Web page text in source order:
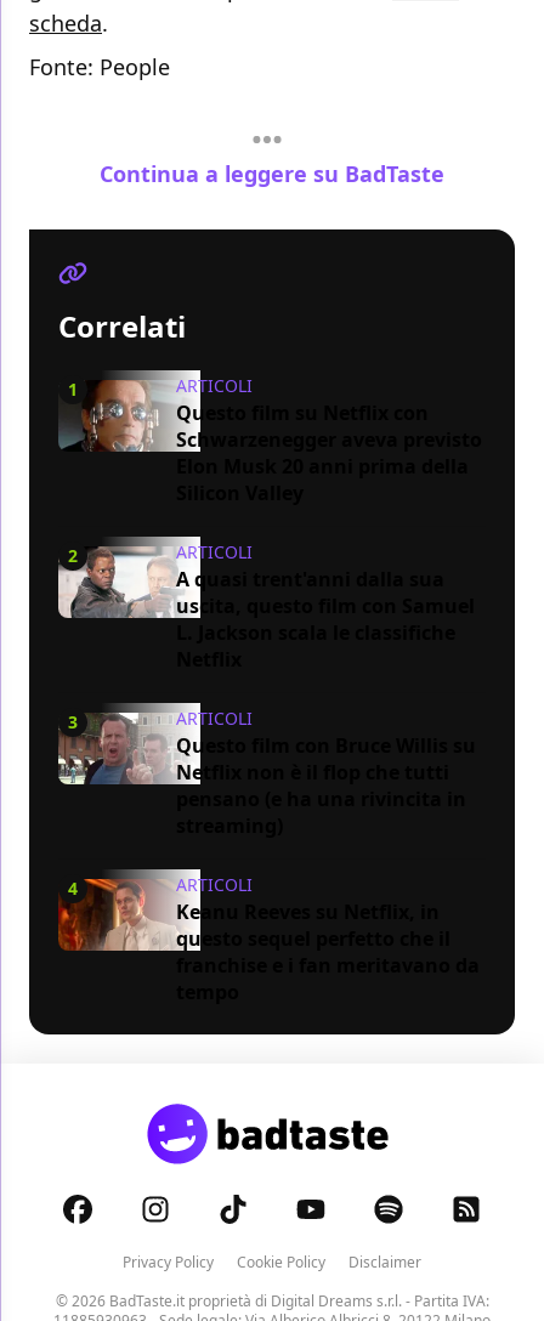
scheda.
Fonte: People
Continua a leggere su BadTaste
Correlati
1 ARTICOLI
Questo film su Netflix con
Schwarzenegger aveva previsto
2 ARTICOLI
A quasi trent'anni dalla sua
uscita, questo film con Samuel
3 ARTICOLI
Questo film con Bruce Willis su
Netflix non è il flop che tutti
4 ARTICOLI
Keanu Reeves su Netflix, in
questo sequel perfetto che il
Privacy Policy Cookie Policy
Disclaimer
© 2026 BadTaste.it proprietà di Digital Dreams s.r.l.- Partita IVA: